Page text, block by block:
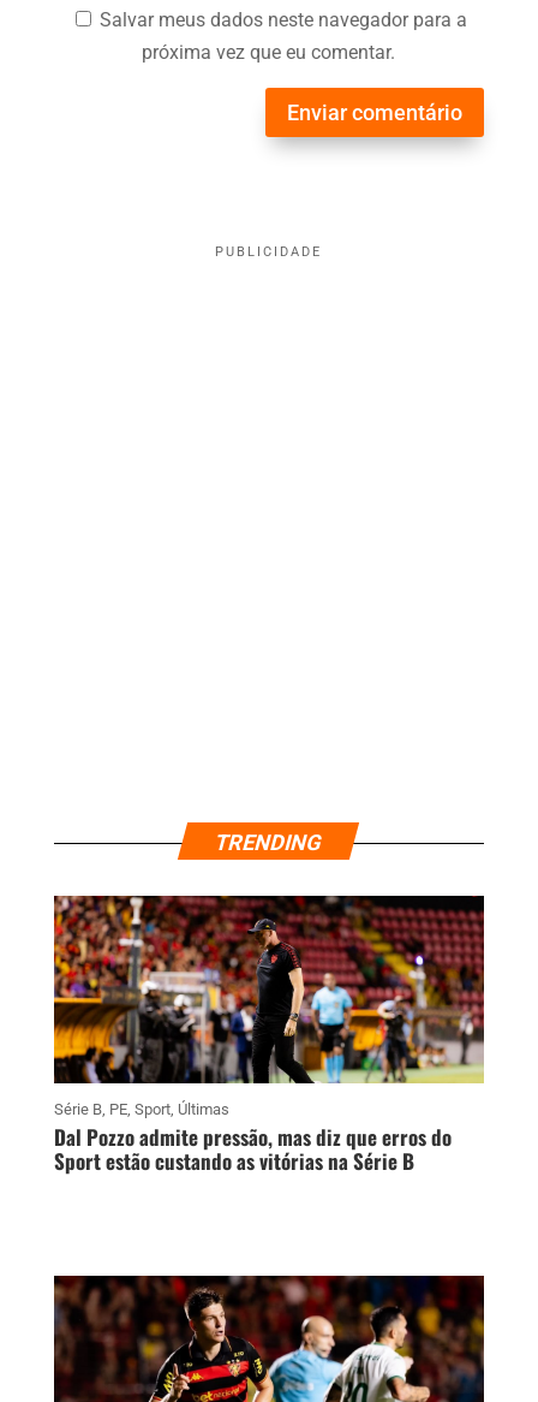
Salvar meus dados neste navegador para a
próxima vez que eu comentar.
Enviar comentário
PUBLICIDADE
TRENDING
Série B, PE, Sport, Últimas
Dal Pozzo admite pressão, mas diz que erros do
Sport estão custando as vitórias na Série B